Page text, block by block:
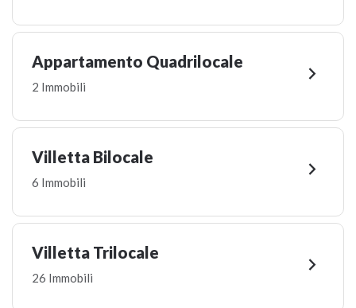
Appartamento Quadrilocale
2 Immobili 
Villetta Bilocale
6 Immobili 
Villetta Trilocale
26 Immobili 